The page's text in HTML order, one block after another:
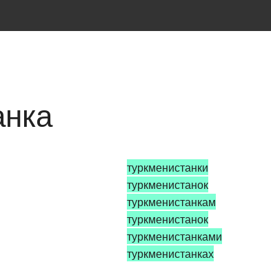
туркменистанки
туркменистанок
туркменистанкам
туркменистанок
туркменистанками
туркменистанках